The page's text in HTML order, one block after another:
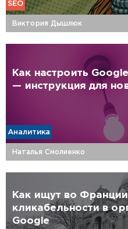
SEO
Виктория Дышлюк
Как настроить
— инструкция для
Аналитика
Наталья Смолиенко
Как ищут во
кликабельности в
Google